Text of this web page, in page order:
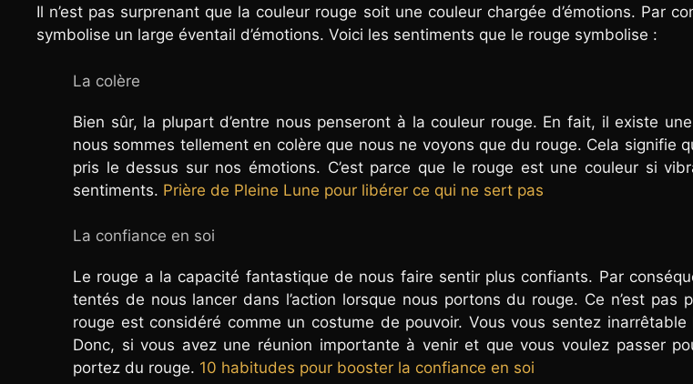
Il n’est pas surprenant que la couleur rouge soit une couleur chargée d’émotions. Par
symbolise un large éventail d’émotions. Voici les sentiments que le rouge symbolise :
La colère
Bien sûr, la plupart d’entre nous penseront à la couleur rouge. En fait, il existe
nous sommes tellement en colère que nous ne voyons que du rouge. Cela signifie
pris le dessus sur nos émotions. C’est parce que le rouge est une couleur si
sentiments. Prière de Pleine Lune pour libérer ce qui ne sert pas
La confiance en soi
Le rouge a la capacité fantastique de nous faire sentir plus confiants. Par
tentés de nous lancer dans l’action lorsque nous portons du rouge. Ce n’est pas
rouge est considéré comme un costume de pouvoir. Vous vous sentez
Donc, si vous avez une réunion importante à venir et que vous voulez passer
portez du rouge. 10 habitudes pour booster la confiance en soi